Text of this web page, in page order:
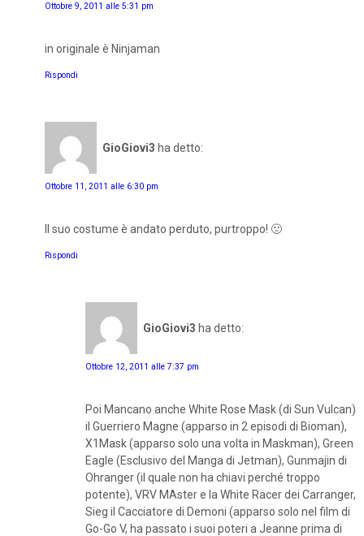
Ottobre 9, 2011 alle 5:31 pm
in originale è Ninjaman
Rispondi
GioGiovi3 ha detto:
Ottobre 11, 2011 alle 6:30 pm
Il suo costume è andato perduto, purtroppo! 🙁
Rispondi
GioGiovi3 ha detto:
Ottobre 12, 2011 alle 7:37 pm
Poi Mancano anche White Rose Mask (di Sun Vulcan)
il Guerriero Magne (apparso in 2 episodi di Bioman),
X1Mask (apparso solo una volta in Maskman), Green
Eagle (Esclusivo del Manga di Jetman), Gunmajin di
Ohranger (il quale non ha chiavi perché troppo
potente), VRV MAster e la White Racer dei Carranger,
Sieg il Cacciatore di Demoni (apparso solo nel film di
Go-Go V, ha passato i suoi poteri a Jeanne prima di